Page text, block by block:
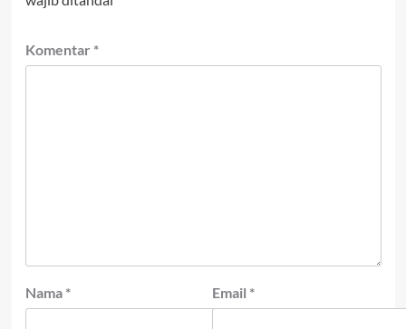
Komentar *
Nama * Email *